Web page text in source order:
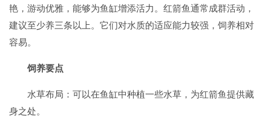
艳，游动优雅，能够为鱼缸增添活力。红箭鱼通常成群活动，
建议至少养三条以上。它们对水质的适应能力较强，饲养相对
容易。
饲养要点
水草布局：可以在鱼缸中种植一些水草，为红箭鱼提供藏
身之处。